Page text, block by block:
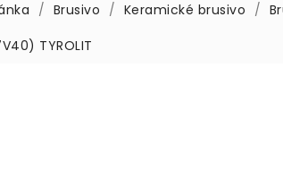
Brusivo Keramické brusivo
TYROLIT